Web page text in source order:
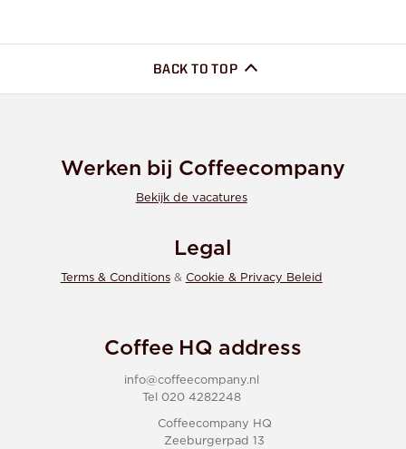
BACK TO TOP
Werken bij Coffeecompany
Bekijk de vacatures
Legal
Terms & Conditions& Cookie & Privacy Beleid
Coffee HQ address
info@coffeecompany.nl
Tel 020 4282248
Coffeecompany HQ
Zeeburgerpad 13